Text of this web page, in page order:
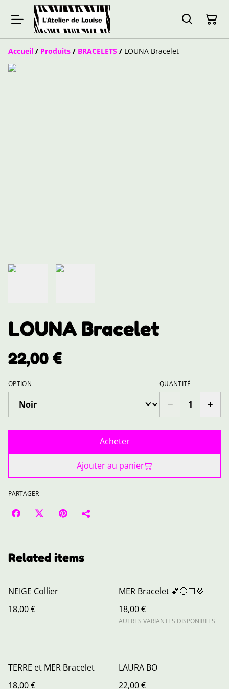
Accueil / Produits / BRACELETS / LOUNA Bracelet
LOUNA Bracelet
22,00 €
OPTION QUANTITÉ
Acheter
Ajouter au panier
PARTAGER
Related items
NEIGE Collier
18,00 €
MER Bracelet 💕🔵⬜💜
18,00 €
AUTRES VARIANTES DISPONIBLES
TERRE et MER Bracelet
18,00 €
LAURA BO
22,00 €